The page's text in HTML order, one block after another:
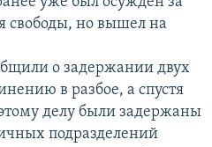
свободы, но вышел на
о задержании двух
в разбое, а спустя
делу были задержаны
подразделений